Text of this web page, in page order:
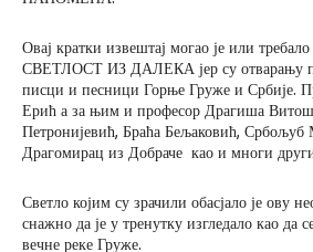
Овај кратки извештај могао је или
СВЕТЛОСТ ИЗ ДАЛЕКА јер су отварању
писци и песници Горње Груже и Србије.
Ерић а за њим и професор Драгиша
Петронијевић, Браћа Бељаковић,
Драгомирац из Добраче као и многи
Светло којим су зрачили обасјало је ову
снажно да је у тренутку изгледало као да
вечне реке Груже.